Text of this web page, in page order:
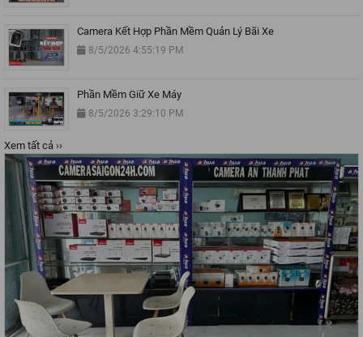
Camera Kết Hợp Phần Mềm Quản Lý Bãi Xe
8/5/2026 4:55:19 PM
Phần Mềm Giữ Xe Máy
8/5/2026 3:29:10 PM
Xem tất cả ››